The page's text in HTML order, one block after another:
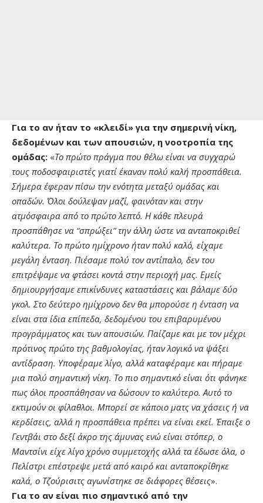
Για το αν ήταν το «κλειδί» για την σημερινή νίκη,
δεδομένων και των απουσιών, η νοοτροπία της
ομάδας: «Το πρώτο πράγμα που θέλω είναι να συγχαρώ
τους ποδοσφαιριστές γιατί έκαναν πολύ καλή προσπάθεια.
Σήμερα έφεραν πίσω την ενότητα μεταξύ ομάδας και
οπαδών. Όλοι δούλεψαν μαζί, φαινόταν και στην
ατμόσφαιρα από το πρώτο λεπτό. Η κάθε πλευρά
προσπάθησε να “σπρώξει” την άλλη ώστε να ανταποκριθεί
καλύτερα. Το πρώτο ημίχρονο ήταν πολύ καλό, είχαμε
μεγάλη ένταση. Πιέσαμε πολύ τον αντίπαλο, δεν του
επιτρέψαμε να φτάσει κοντά στην περιοχή μας. Εμείς
δημιουργήσαμε επικίνδυνες καταστάσεις και βάλαμε δύο
γκολ. Στο δεύτερο ημίχρονο δεν θα μπορούσε η ένταση να
είναι στα ίδια επίπεδα, δεδομένου του επιβαρυμένου
προγράμματος και των απουσιών. Παίζαμε και με τον μέχρι
πρότινος πρώτο της βαθμολογίας, ήταν λογικό να ψάξει
αντίδραση. Υποφέραμε λίγο, αλλά καταφέραμε και πήραμε
μια πολύ σημαντική νίκη. Το πιο σημαντικό είναι ότι φάνηκε
πως όλοι προσπάθησαν να δώσουν το καλύτερο. Αυτό το
εκτιμούν οι φίλαθλοι. Μπορεί σε κάποιο ματς να χάσεις ή να
κερδίσεις, αλλά η προσπάθεια πρέπει να είναι εκεί. Έπαιξε ο
Γεντβάι στο δεξί άκρο της άμυνας ενώ είναι στόπερ, ο
Μαντσίνι είχε λίγο χρόνο συμμετοχής αλλά τα έδωσε όλα, ο
Πελίστρι επέστρεψε μετά από καιρό και ανταποκρίθηκε
καλά, ο Τζούρισιτς αγωνίστηκε σε διάφορες θέσεις».
Για το αν είναι πιο σημαντικό από την